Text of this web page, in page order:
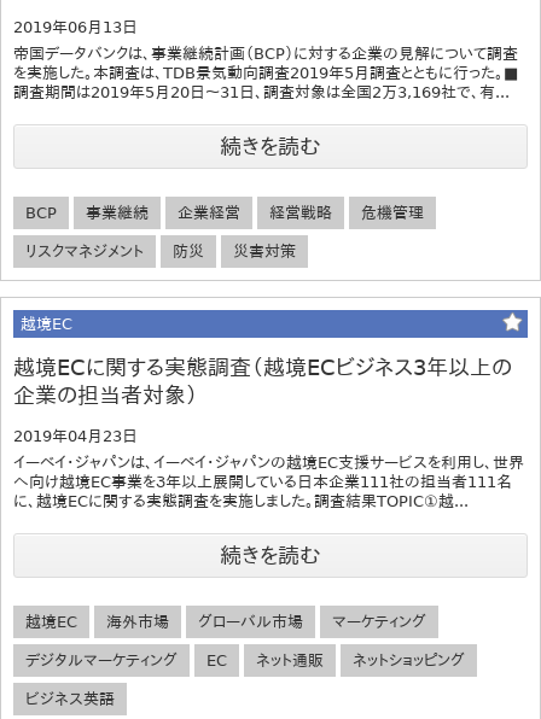
2019年06月13日
帝国データバンクは、事業継続計画（BCP）に対する企業の見解について調査
を実施した。本調査は、TDB景気動向調査2019年5月調査とともに行った。■
調査期間は2019年5月20日～31日、調査対象は全国2万3,169社で、有...
続きを読む
BCP 事業継続 企業経営 経営戦略 危機管理
リスクマネジメント 防災 災害対策
越境EC
越境ECに関する実態調査（越境ECビジネス3年以上の
企業の担当者対象）
2019年04月23日
イーベイ・ジャパンは、イーベイ・ジャパンの越境EC支援サービスを利用し、世界
へ向け越境EC事業を３年以上展開している日本企業111社の担当者111名
に、越境ECに関する実態調査を実施しました。調査結果TOPIC①越...
続きを読む
越境EC 海外市場 グローバル市場 マーケティング
デジタルマーケティング EC ネット通販 ネットショッピング
ビジネス英語